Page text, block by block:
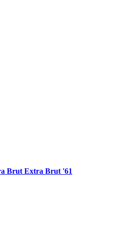
Brut Extra Brut '61